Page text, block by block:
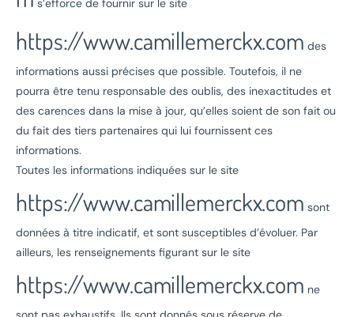
s’efforce de fournir sur le site
https://www.camillemerckx.com des
informations aussi précises que possible. Toutefois, il ne
pourra être tenu responsable des oublis, des inexactitudes et
des carences dans la mise à jour, qu’elles soient de son fait ou
du fait des tiers partenaires qui lui fournissent ces
informations.
Toutes les informations indiquées sur le site
https://www.camillemerckx.com sont
données à titre indicatif, et sont susceptibles d’évoluer. Par
ailleurs, les renseignements figurant sur le site
https://www.camillemerckx.com ne